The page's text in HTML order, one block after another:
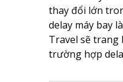
thay đổi lớn
delay máy bay
Travel sẽ trang
trường hợp